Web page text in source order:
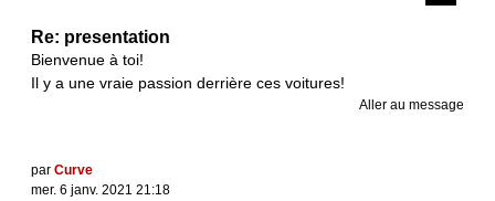
Re: presentation
Bienvenue à toi!
Il y a une vraie passion derrière ces voitures!
Aller au message
par Curve
mer. 6 janv. 2021 21:18